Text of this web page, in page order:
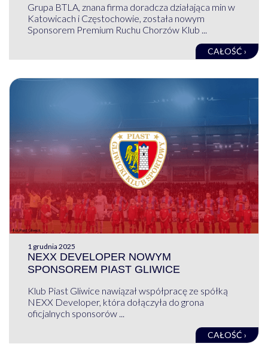
Grupa BTLA, znana firma doradcza działająca min w
Katowicach i Częstochowie, została nowym
Sponsorem Premium Ruchu Chorzów Klub ...
CAŁOŚĆ ›
1 grudnia 2025
NEXX DEVELOPER NOWYM
SPONSOREM PIAST GLIWICE
Klub Piast Gliwice nawiązał współpracę ze spółką
NEXX Developer, która dołączyła do grona
oficjalnych sponsorów ...
CAŁOŚĆ ›